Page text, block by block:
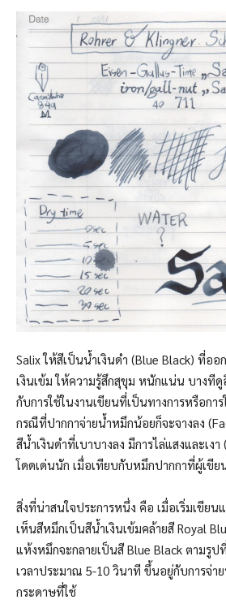
Salix ให้สีเป็นนํ้าเงินดำ (Blue Black) ที่ออ
เงินเข้ม ให้ความรู้สึกสุขุม หนักแน่น บางทีดู
กับการใช้ในงานเขียนที่เป็นทางการหรือการ
กรณีที่ปากกาจ่ายนํ้าหมึกน้อยก็จะจางลง
สีนํ้าเงินดำที่เบาบางลง มีการไล่แสงและเง
โดดเด่นนัก เมื่อเทียบกับหมึกปากกาที่ผู้เขีย
สิ่งที่น่าสนใจประการหนึ่ง คือ เมื่อเริ่มเขียน
เห็นสีหมึกเป็นสีนํ้าเงินเข้มคล้ายสี Royal
แห้งหมึกจะกลายเป็นสี Blue Black ตามรูป
เวลาประมาณ 5-10 วินาที ขึ้นอยู่กับการจ่า
กระดาษที่ใช้